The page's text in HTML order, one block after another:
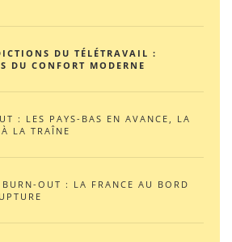
DU TÉLÉTRAVAIL :
DU CONFORT MODERNE
: LES PAYS-BAS EN AVANCE, LA
À LA TRAÎNE
BURN-OUT : LA FRANCE AU BORD